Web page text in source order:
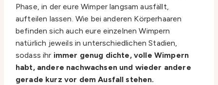
Phase, in der eure Wimper langsam ausfällt,
aufteilen lassen. Wie bei anderen Körperhaaren
befinden sich auch eure einzelnen Wimpern
natürlich jeweils in unterschiedlichen Stadien,
sodass ihr immer genug dichte, volle Wimpern
habt, andere nachwachsen und wieder andere
gerade kurz vor dem Ausfall stehen.